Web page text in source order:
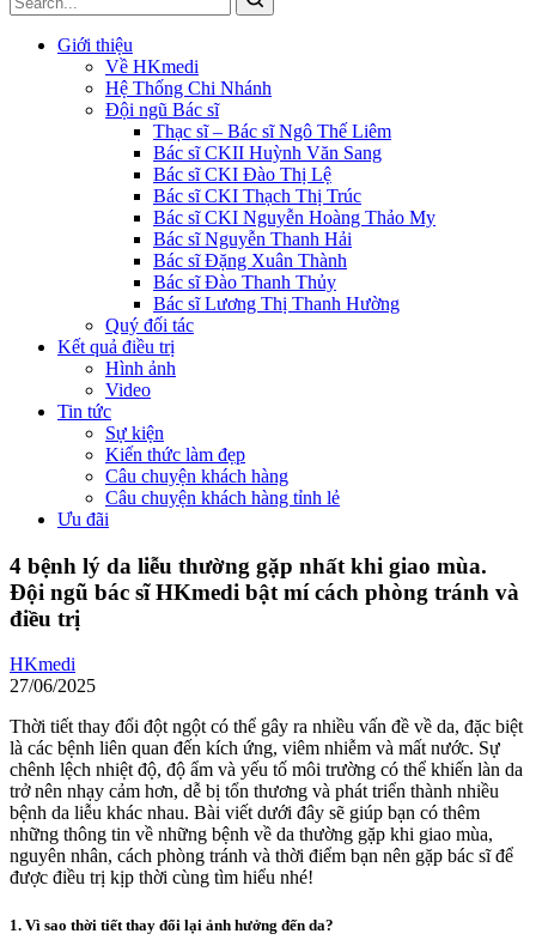
Giới thiệu
Về HKmedi
Hệ Thống Chi Nhánh
Đội ngũ Bác sĩ
Thạc sĩ – Bác sĩ Ngô Thế Liêm
Bác sĩ CKII Huỳnh Văn Sang
Bác sĩ CKI Đào Thị Lệ
Bác sĩ CKI Thạch Thị Trúc
Bác sĩ CKI Nguyễn Hoàng Thảo My
Bác sĩ Nguyễn Thanh Hải
Bác sĩ Đặng Xuân Thành
Bác sĩ Đào Thanh Thủy
Bác sĩ Lương Thị Thanh Hường
Quý đối tác
Kết quả điều trị
Hình ảnh
Video
Tin tức
Sự kiện
Kiến thức làm đẹp
Câu chuyện khách hàng
Câu chuyện khách hàng tỉnh lẻ
Ưu đãi
4 bệnh lý da liễu thường gặp nhất khi giao mùa.
Đội ngũ bác sĩ HKmedi bật mí cách phòng tránh và
điều trị
HKmedi
27/06/2025
Thời tiết thay đổi đột ngột có thể gây ra nhiều vấn đề về da, đặc biệt
là các bệnh liên quan đến kích ứng, viêm nhiễm và mất nước. Sự
chênh lệch nhiệt độ, độ ẩm và yếu tố môi trường có thể khiến làn da
trở nên nhạy cảm hơn, dễ bị tổn thương và phát triển thành nhiều
bệnh da liễu khác nhau. Bài viết dưới đây sẽ giúp bạn có thêm
những thông tin về những bệnh về da thường gặp khi giao mùa,
nguyên nhân, cách phòng tránh và thời điểm bạn nên gặp bác sĩ để
được điều trị kịp thời cùng tìm hiểu nhé!
1. Vì sao thời tiết thay đổi lại ảnh hưởng đến da?